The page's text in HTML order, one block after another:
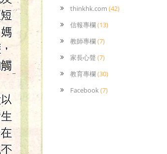
thinkhk.com (42)
信報專欄(13)
教師專欄(7)
家長心聲 (7)
教育專欄(30)
Facebook(7)